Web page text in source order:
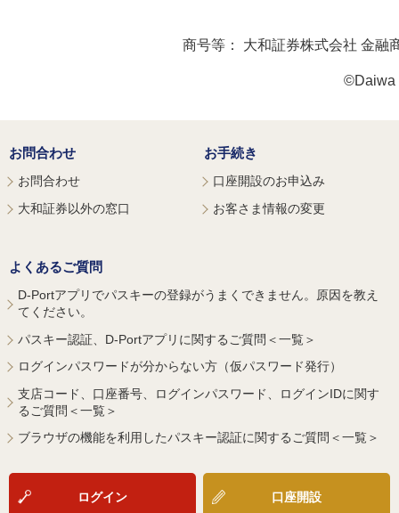
商号等： 大和証券株式会社 金融
©Daiwa
お問合わせ
お問合わせ
大和証券以外の窓口
お手続き
口座開設のお申込み
お客さま情報の変更
よくあるご質問
D-Portアプリでパスキーの登録がうまくできません。原因を教え
てください。
パスキー認証、D-Portアプリに関するご質問＜一覧＞
ログインパスワードが分からない方（仮パスワード発行）
支店コード、口座番号、ログインパスワード、ログインIDに関す
るご質問＜一覧＞
ブラウザの機能を利用したパスキー認証に関するご質問＜一覧＞
ログイン 口座開設